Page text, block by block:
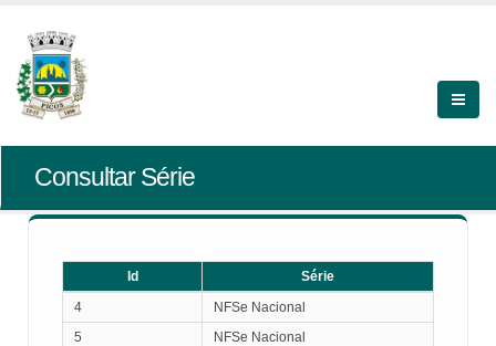
Consultar Série
Id
Série
Série
4
NFSe Nacional
5
NFSe Nacional